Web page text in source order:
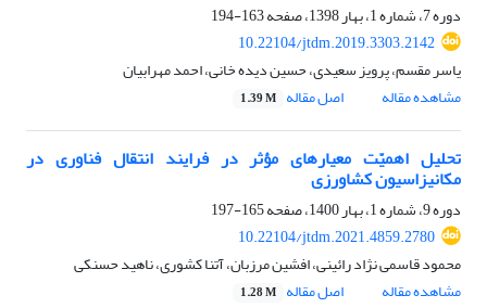
دوره 7، شماره 1، بهار 1398، صفحه
163-194
10.22104/jtdm.2019.3303.2142
یاسر مقسم، پرویز سعیدی، حسین دیده خانی، احمد مهرابیان
مشاهده مقاله
اصل مقاله 1.39 M
تحلیل اهمیّت معیارهای مؤثر در فرایند انتقال فناوری در
مکانیزاسیون کشاورزی
دوره 9، شماره 1، بهار 1400، صفحه
165-197
10.22104/jtdm.2021.4859.2780
محمود قاسمی نژاد رائینی، افشین مرزبان، آتنا کشوری، ناهید حسنکی
مشاهده مقاله
اصل مقاله 1.28 M